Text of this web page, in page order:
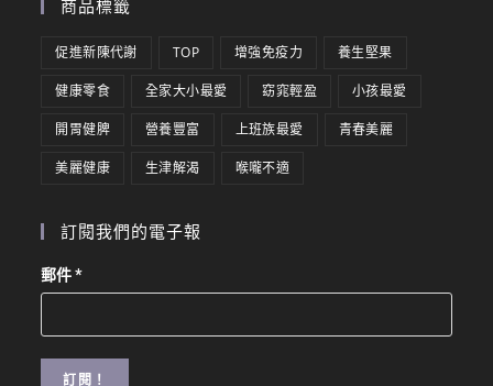
商品標籤
促進新陳代謝 TOP 增強免疫力 養生堅果
健康零食 全家大小最愛 窈窕輕盈 小孩最愛
開胃健脾 營養豐富 上班族最愛 青春美麗
美麗健康 生津解渴 喉嚨不適
訂閱我們的電子報
郵件*